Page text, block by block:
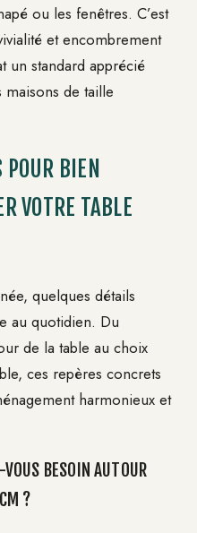
ou les fenêtres. C’est
et encombrement
un standard apprécié
maisons de taille
POUR BIEN
VOTRE TABLE
quelques détails
au quotidien. Du
de la table au choix
ces repères concrets
harmonieux et
VOUS BESOIN AUTOUR
?